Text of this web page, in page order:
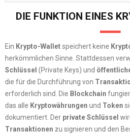
DIE FUNKTION EINES
Ein Krypto-Walletspeichert keine
herkömmlichen Sinne. Stattdessen
Schlüssel (Private Keys) und
die für die Durchführung von
erforderlich sind. Die Blockchain
das alle Kryptowährungen und Token
dokumentiert. Der private Schlüssel
Transaktionen zu signieren und den